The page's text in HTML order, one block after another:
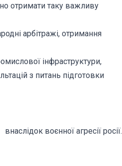
отримати таку важливу
арбітражі, отримання
інфраструктури,
з питань підготовки
воєнної агресії росії.